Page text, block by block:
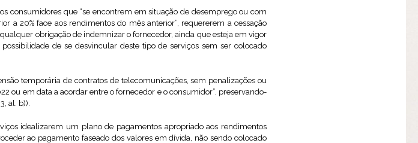
consumidores que “se encontrem em situação de desemprego ou com
a 20% face aos rendimentos do mês anterior”, requererem a cessação
obrigação de indemnizar o fornecedor, ainda que esteja em vigor
de se desvincular deste tipo de serviços sem ser colocado
temporária de contratos de telecomunicações, sem penalizações ou
ou em data a acordar entre o fornecedor e o consumidor”, preservando-
al. b)).
idealizarem um plano de pagamentos apropriado aos rendimentos
ao pagamento faseado dos valores em dívida, não sendo colocado